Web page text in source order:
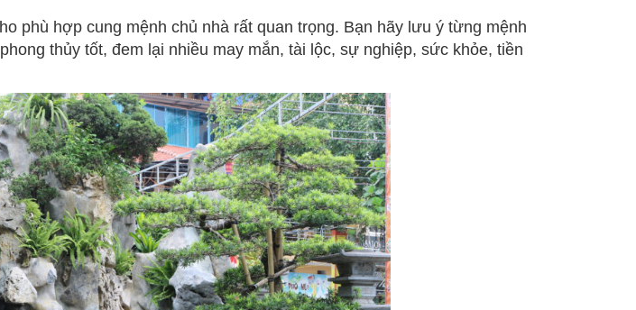
phù hợp cung mệnh chủ nhà rất quan trọng. Bạn hãy lưu ý từng mệnh
thủy tốt, đem lại nhiều may mắn, tài lộc, sự nghiệp, sức khỏe, tiền